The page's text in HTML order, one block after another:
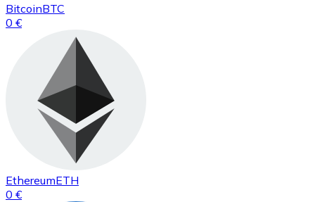
BitcoinBTC
0 €
EthereumETH
0 €